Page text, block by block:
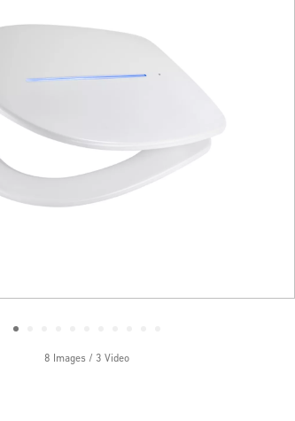
8 Images / 3 Video